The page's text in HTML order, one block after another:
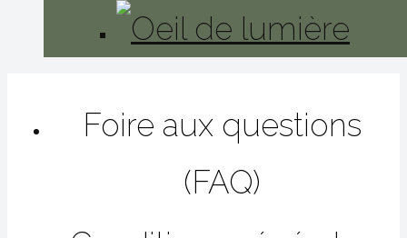
Foire aux questions
(FAQ)